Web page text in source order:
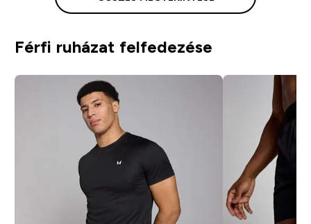
Férfi ruházat felfedezése